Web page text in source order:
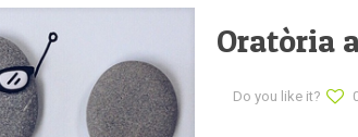
Oratòria
Do you like it?